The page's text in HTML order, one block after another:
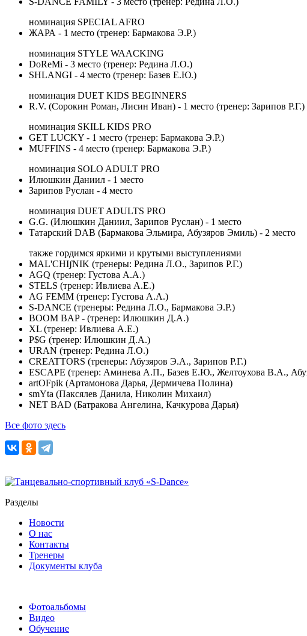
номинация SPECIAL AFRO
ЖАРА - 1 место (тренер: Бармакова Э.Р.)
номинация STYLE WAACKING
DoReMi - 3 место (тренер: Редина Л.О.)
SHLANGI - 4 место (тренер: Базев Е.Ю.)
номинация DUET KIDS BEGINNERS
R.V. (Сорокин Роман, Лисин Иван) - 1 место (тренер: Зарипов Р.Г.)
номинация SKILL KIDS PRO
GET LUCKY - 1 место (тренер: Бармакова Э.Р.)
MUFFINS - 4 место (тренер: Бармакова Э.Р.)
номинация SOLO ADULT PRO
Илюшкин Даниил - 1 место
Зарипов Руслан - 4 место
номинация DUET ADULTS PRO
G.G. (Илюшкин Даниил, Зарипов Руслан) - 1 место
Татарский DAB (Бармакова Эльмира, Абузяров Эмиль) - 2 место
также гордимся яркими и крутыми выступлениями
MAL'CHIʃNIK (тренеры: Редина Л.О., Зарипов Р.Г.)
AGQ (тренер: Густова А.А.)
STELS (тренер: Ивлиева А.Е.)
AG FEMM (тренер: Густова А.А.)
S-DANCE (тренеры: Редина Л.О., Бармакова Э.Р.)
BOOM BAP - (тренер: Илюшкин Д.А.)
XL (тренер: Ивлиева А.Е.)
P$G (тренер: Илюшкин Д.А.)
URAN (тренер: Редина Л.О.)
CREATTORS (тренеры: Абузяров Э.А., Зарипов Р.Г.)
ESCAPE (тренер: Аминева А.П., Базев Е.Ю., Желтоухова В.А.,
artOFpik (Артамонова Дарья, Дермичева Полина)
smYta (Паксялев Данила, Николин Михаил)
NET BAD (Батракова Ангелина, Качкурова Дарья)
Все фото здесь
Разделы
Новости
О нас
Контакты
Тренеры
Документы клуба
Фотоальбомы
Видео
Обучение